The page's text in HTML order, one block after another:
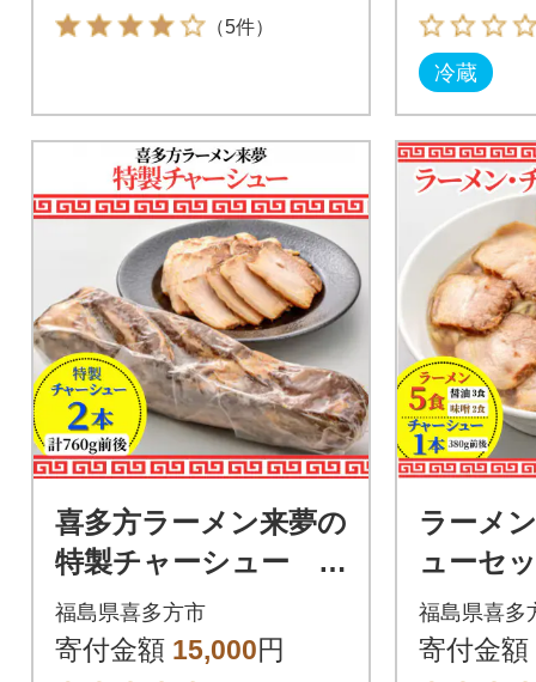
（5件）
冷蔵
喜多方ラーメン来夢の
特製チャーシュー 2
本 760g前後
福島県喜多方市
寄付金額 15,000円
ラーメ
ューセ
ラーメ
チャー
福島県喜多
寄付金額